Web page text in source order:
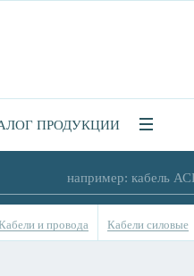
ПРОДУКЦИИ
и провода Кабели силовые